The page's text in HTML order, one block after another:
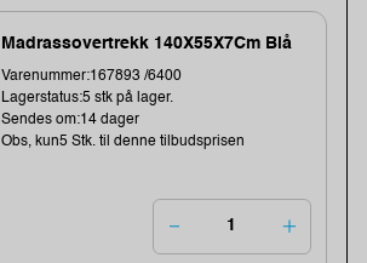
Madrassovertrekk 140X55X7Cm Blå
Varenummer:167893 /6400
Lagerstatus:5 stk på lager.
Sendes om:14 dager
Obs, kun5 Stk. til denne tilbudsprisen